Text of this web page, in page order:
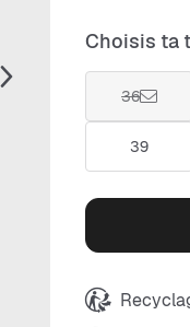
Choisis ta
36
39